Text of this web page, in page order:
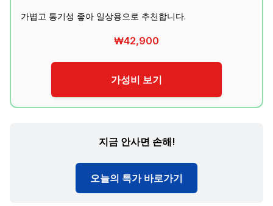
가볍고 통기성 좋아 일상용으로 추천합니다.
₩42,900
가성비 보기
지금 안사면 손해!
오늘의 특가 바로가기